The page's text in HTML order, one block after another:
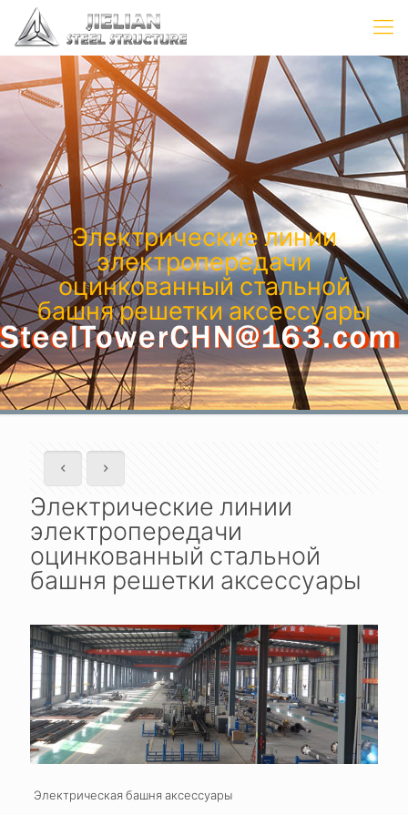
Электрические линии
электропередачи
оцинкованный стальной
башня решетки аксессуары
Электрические линии
электропередачи
оцинкованный стальной
башня решетки аксессуары
Электрическая башня аксессуары